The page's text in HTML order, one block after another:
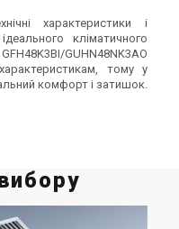
характеристики і
кліматичного
GUHN48NK3AO
тому у
комфорт і затишок.